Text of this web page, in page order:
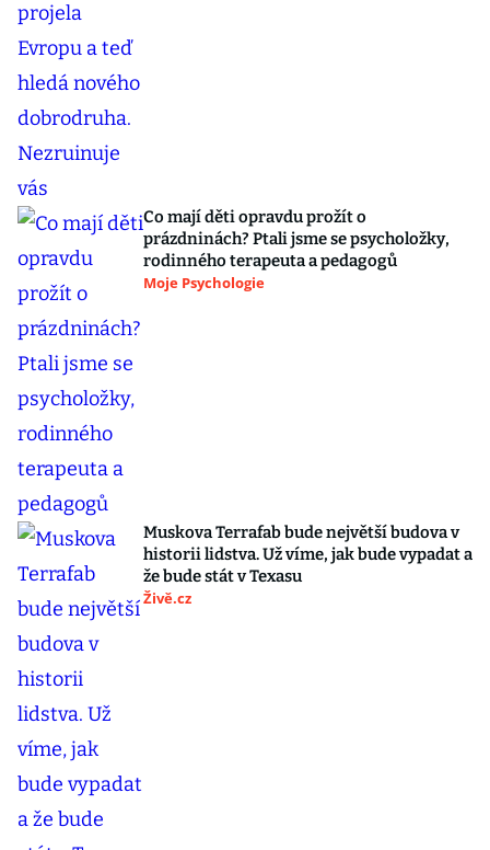
Co mají děti opravdu prožít o
prázdninách? Ptali jsme se psycholožky,
rodinného terapeuta a pedagogů
Moje Psychologie
Muskova Terrafab bude největší budova v
historii lidstva. Už víme, jak bude vypadat a
že bude stát v Texasu
Živě.cz